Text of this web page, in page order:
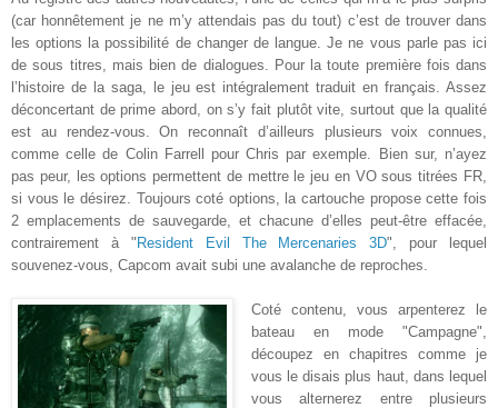
(car honnêtement je ne m’y attendais pas du tout) c’est de trouver dans
les options la possibilité de changer de langue. Je ne vous parle pas ici
de sous titres, mais bien de dialogues. Pour la toute première fois dans
l’histoire de la saga, le jeu est intégralement traduit en français. Assez
déconcertant de prime abord, on s’y fait plutôt vite, surtout que la qualité
est au rendez-vous. On reconnaît d’ailleurs plusieurs voix connues,
comme celle de Colin Farrell pour Chris par exemple. Bien sur, n’ayez
pas peur, les options permettent de mettre le jeu en VO sous titrées FR,
si vous le désirez. Toujours coté options, la cartouche propose cette fois
2 emplacements de sauvegarde, et chacune d’elles peut-être effacée,
contrairement à " Resident Evil The Mercenaries 3D", pour lequel
souvenez-vous, Capcom avait subi une avalanche de reproches.
Coté contenu, vous arpenterez le
bateau en mode "Campagne",
découpez en chapitres comme je
vous le disais plus haut, dans lequel
vous alternerez entre plusieurs